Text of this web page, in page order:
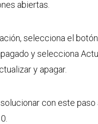
abiertas.
selecciona el
y selecciona
y apagar.
con este paso